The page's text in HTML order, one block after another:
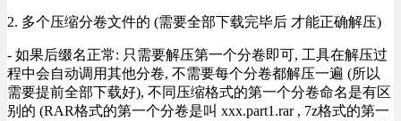
2. 多个压缩分卷文件的 (需要全部下载完毕后 才能正确解压)
- 如果后缀名正常: 只需要解压第一个分卷即可, 工具在解压过
程中会自动调用其他分卷, 不需要每个分卷都解压一遍 (所以
需要提前全部下载好), 不同压缩格式的第一个分卷命名是有区
别的 (RAR格式的第一个分卷是叫 xxx.part1.rar , 7z格式的第一